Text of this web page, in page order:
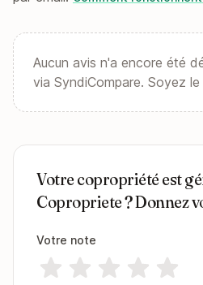
Aucun avis n'a encore été
via SyndiCompare. Soyez le
Votre copropriété est
Copropriete ? Donnez
Votre note